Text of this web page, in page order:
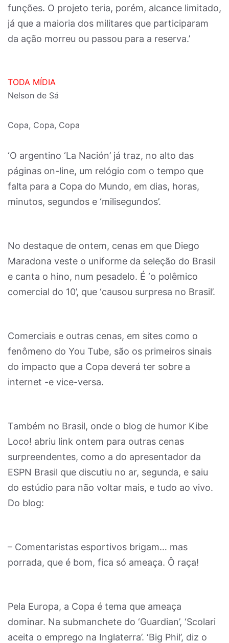
funções. O projeto teria, porém, alcance limitado,
já que a maioria dos militares que participaram
da ação morreu ou passou para a reserva.’
TODA MÍDIA
Nelson de Sá
Copa, Copa, Copa
‘O argentino ‘La Nación’ já traz, no alto das
páginas on-line, um relógio com o tempo que
falta para a Copa do Mundo, em dias, horas,
minutos, segundos e ‘milisegundos’.
No destaque de ontem, cenas em que Diego
Maradona veste o uniforme da seleção do Brasil
e canta o hino, num pesadelo. É ‘o polêmico
comercial do 10’, que ‘causou surpresa no Brasil’.
Comerciais e outras cenas, em sites como o
fenômeno do You Tube, são os primeiros sinais
do impacto que a Copa deverá ter sobre a
internet -e vice-versa.
Também no Brasil, onde o blog de humor Kibe
Loco! abriu link ontem para outras cenas
surpreendentes, como a do apresentador da
ESPN Brasil que discutiu no ar, segunda, e saiu
do estúdio para não voltar mais, e tudo ao vivo.
Do blog:
– Comentaristas esportivos brigam… mas
porrada, que é bom, fica só ameaça. Ô raça!
Pela Europa, a Copa é tema que ameaça
dominar. Na submanchete do ‘Guardian’, ‘Scolari
aceita o emprego na Inglaterra’. ‘Big Phil’, diz o